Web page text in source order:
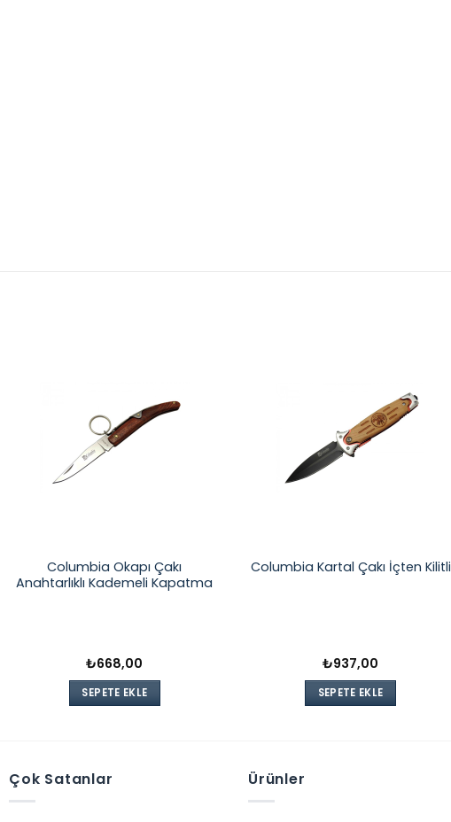
Columbia Okapı Çakı
Anahtarlıklı Kademeli Kapatma
₺668,00
SEPETE EKLE
Columbia Kartal Çakı İçten Kilitli
₺937,00
SEPETE EKLE
Çok Satanlar Ürünler